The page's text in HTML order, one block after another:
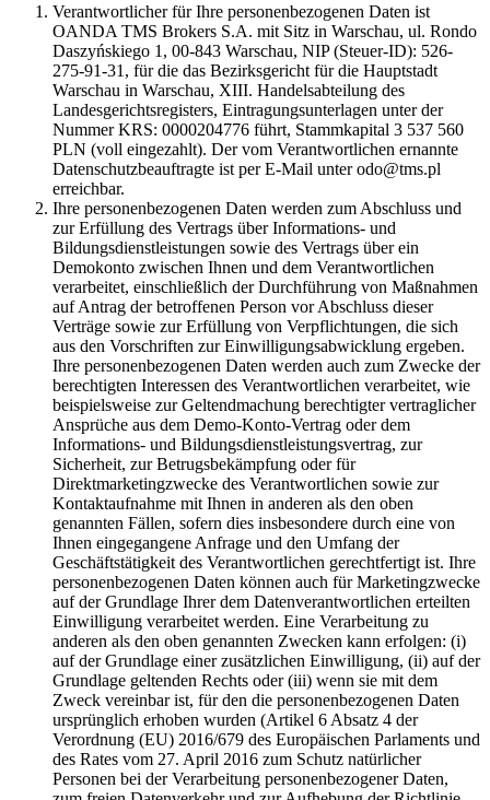
Verantwortlicher für Ihre personenbezogenen Daten ist
OANDA TMS Brokers S.A. mit Sitz in Warschau, ul. Rondo
Daszyńskiego 1, 00-843 Warschau, NIP (Steuer-ID): 526-
275-91-31, für die das Bezirksgericht für die Hauptstadt
Warschau in Warschau, XIII. Handelsabteilung des
Landesgerichtsregisters, Eintragungsunterlagen unter der
Nummer KRS: 0000204776 führt, Stammkapital 3 537 560
PLN (voll eingezahlt). Der vom Verantwortlichen ernannte
Datenschutzbeauftragte ist per E-Mail unter odo@tms.pl
erreichbar.
Ihre personenbezogenen Daten werden zum Abschluss und
zur Erfüllung des Vertrags über Informations- und
Bildungsdienstleistungen sowie des Vertrags über ein
Demokonto zwischen Ihnen und dem Verantwortlichen
verarbeitet, einschließlich der Durchführung von Maßnahmen
auf Antrag der betroffenen Person vor Abschluss dieser
Verträge sowie zur Erfüllung von Verpflichtungen, die sich
aus den Vorschriften zur Einwilligungsabwicklung ergeben.
Ihre personenbezogenen Daten werden auch zum Zwecke der
berechtigten Interessen des Verantwortlichen verarbeitet, wie
beispielsweise zur Geltendmachung berechtigter vertraglicher
Ansprüche aus dem Demo-Konto-Vertrag oder dem
Informations- und Bildungsdienstleistungsvertrag, zur
Sicherheit, zur Betrugsbekämpfung oder für
Direktmarketingzwecke des Verantwortlichen sowie zur
Kontaktaufnahme mit Ihnen in anderen als den oben
genannten Fällen, sofern dies insbesondere durch eine von
Ihnen eingegangene Anfrage und den Umfang der
Geschäftstätigkeit des Verantwortlichen gerechtfertigt ist. Ihre
personenbezogenen Daten können auch für Marketingzwecke
auf der Grundlage Ihrer dem Datenverantwortlichen erteilten
Einwilligung verarbeitet werden. Eine Verarbeitung zu
anderen als den oben genannten Zwecken kann erfolgen: (i)
auf der Grundlage einer zusätzlichen Einwilligung, (ii) auf der
Grundlage geltenden Rechts oder (iii) wenn sie mit dem
Zweck vereinbar ist, für den die personenbezogenen Daten
ursprünglich erhoben wurden (Artikel 6 Absatz 4 der
Verordnung (EU) 2016/679 des Europäischen Parlaments und
des Rates vom 27. April 2016 zum Schutz natürlicher
Personen bei der Verarbeitung personenbezogener Daten,